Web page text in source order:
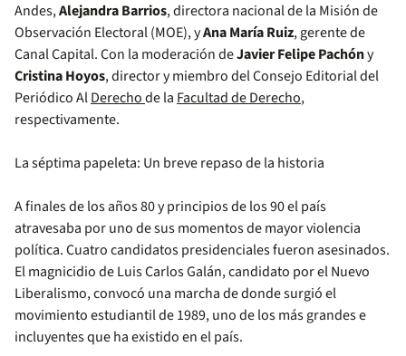
Andes,Alejandra Barrios, directora nacional de la Misión de
Observación Electoral (MOE), yAna María Ruiz, gerente de
Canal Capital. Con la moderación deJavier Felipe Pachóny
Cristina Hoyos, director y miembro del Consejo Editorial del
Periódico AlDerechode la Facultad de Derecho,
respectivamente.
La séptima papeleta: Un breve repaso de la historia
A finales de los años 80 y principios de los 90 el país
atravesaba por uno de sus momentos de mayor violencia
política. Cuatro candidatos presidenciales fueron asesinados.
El magnicidio de Luis Carlos Galán, candidato por el Nuevo
Liberalismo, convocó una marcha de donde surgió el
movimiento estudiantil de 1989, uno de los más grandes e
incluyentes que ha existido en el país.